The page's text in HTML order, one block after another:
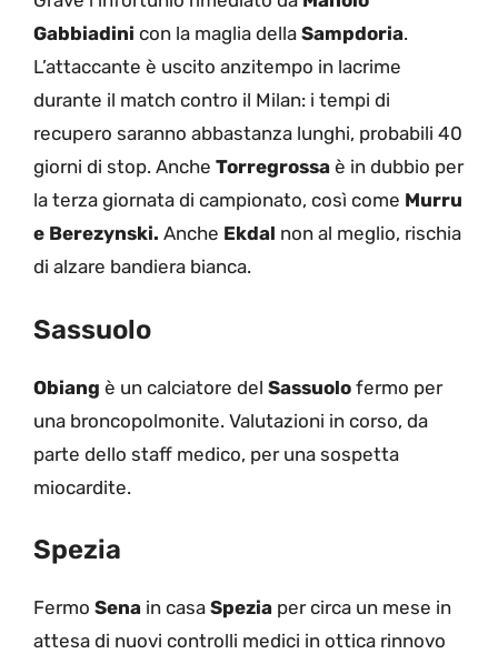
Gabbiadini con la maglia della Sampdoria.
L’attaccante è uscito anzitempo in lacrime
durante il match contro il Milan: i tempi di
recupero saranno abbastanza lunghi, probabili 40
giorni di stop. Anche Torregrossa è in dubbio per
la terza giornata di campionato, così come Murru
e Berezynski. Anche Ekdal non al meglio, rischia
di alzare bandiera bianca.
Sassuolo
Obiang è un calciatore del Sassuolo fermo per
una broncopolmonite. Valutazioni in corso, da
parte dello staff medico, per una sospetta
miocardite.
Spezia
Fermo Sena in casa Spezia per circa un mese in
attesa di nuovi controlli medici in ottica rinnovo